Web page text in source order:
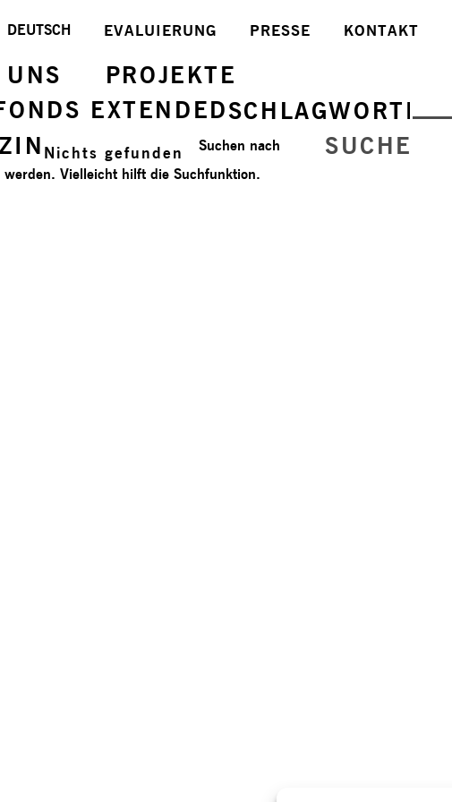
KONTAKT
PRESSE
EVALUIERUNG
DEUTSCH
PROJEKTE
EXTENDEDSCHLAGWORTE
SUCHE
Suchen nach
Nichts gefunden
Vielleicht hilft die Suchfunktion.